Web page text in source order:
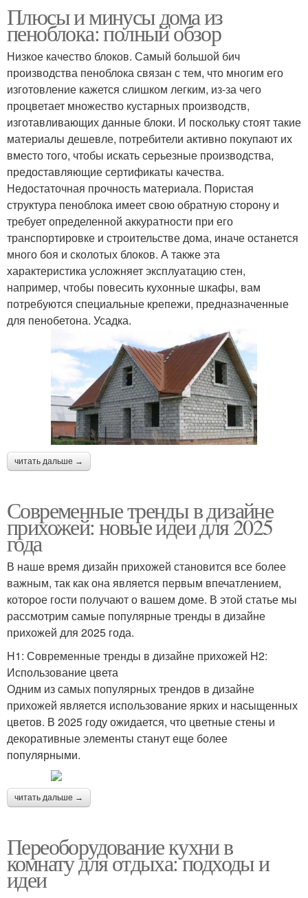
Плюсы и минусы дома из
пеноблока: полный обзор
Низкое качество блоков. Самый большой бич
производства пеноблока связан с тем, что многим его
изготовление кажется слишком легким, из-за чего
процветает множество кустарных производств,
изготавливающих данные блоки. И поскольку стоят такие
материалы дешевле, потребители активно покупают их
вместо того, чтобы искать серьезные производства,
предоставляющие сертификаты качества.
Недостаточная прочность материала. Пористая
структура пеноблока имеет свою обратную сторону и
требует определенной аккуратности при его
транспортировке и строительстве дома, иначе останется
много боя и сколотых блоков. А также эта
характеристика усложняет эксплуатацию стен,
например, чтобы повесить кухонные шкафы, вам
потребуются специальные крепежи, предназначенные
для пенобетона. Усадка.
читать дальше →
Современные тренды в дизайне
прихожей: новые идеи для 2025
года
В наше время дизайн прихожей становится все более
важным, так как она является первым впечатлением,
которое гости получают о вашем доме. В этой статье мы
рассмотрим самые популярные тренды в дизайне
прихожей для 2025 года.
H1: Современные тренды в дизайне прихожей H2:
Использование цвета
Одним из самых популярных трендов в дизайне
прихожей является использование ярких и насыщенных
цветов. В 2025 году ожидается, что цветные стены и
декоративные элементы станут еще более
популярными.
читать дальше →
Переоборудование кухни в
комнату для отдыха: подходы и
идеи